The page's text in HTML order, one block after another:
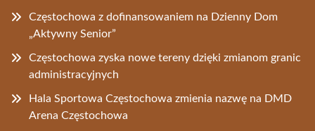
Częstochowa z dofinansowaniem na Dzienny Dom
„Aktywny Senior”
Częstochowa zyska nowe tereny dzięki zmianom granic
administracyjnych
Hala Sportowa Częstochowa zmienia nazwę na DMD
Arena Częstochowa